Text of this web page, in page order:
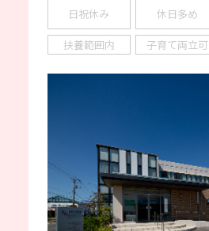
日祝休み 休日多め
扶養範囲内
子育て両立可